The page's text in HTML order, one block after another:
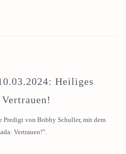
Heiliges
Predigt von Bobby Schuller, mit dem
Vertrauen!”.